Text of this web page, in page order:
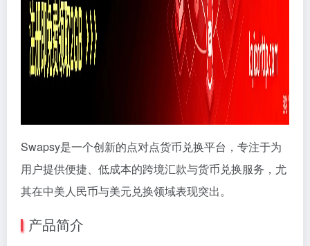
Swapsy是一个创新的点对点货币兑换平台，专注于为
用户提供便捷、低成本的跨境汇款与货币兑换服务，尤
其在中美人民币与美元兑换领域表现突出。
产品简介